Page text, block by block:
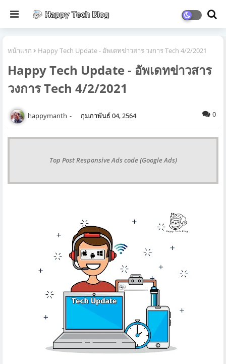
หน้าแรก Happy Tech Update - อัพเดทข่าวสาร วงการ Tech 4/2/2021
Happy Tech Update - อัพเดทข่าวสาร
วงการ Tech 4/2/2021
happymanth กุมภาพันธ์ 04, 2564 0
Top Post Responsive Ads code (Google Ads)